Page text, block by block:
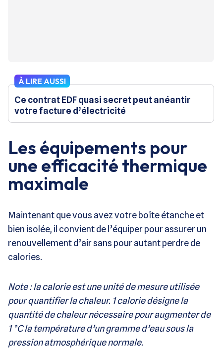
À LIRE AUSSI
Ce contrat EDF quasi secret peut anéantir
votre facture d’électricité
Les équipements pour
une efficacité thermique
maximale
Maintenant que vous avez votre boîte étanche et
bien isolée, il convient de l’équiper pour assurer un
renouvellement d’air sans pour autant perdre de
calories.
Note : la calorie est une unité de mesure utilisée
pour quantifier la chaleur. 1 calorie désigne la
quantité de chaleur nécessaire pour augmenter de
1 °C la température d’un gramme d’eau sous la
pression atmosphérique normale.